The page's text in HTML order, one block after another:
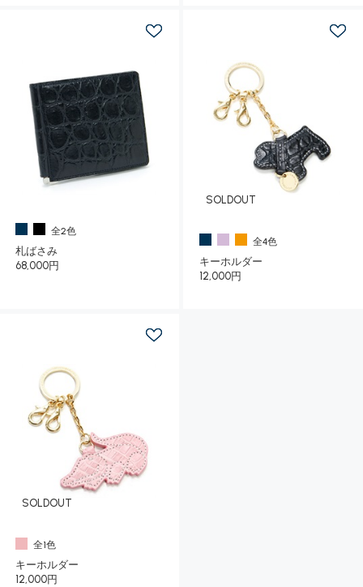
全2色
札ばさみ
68,000円
SOLDOUT
全4色
キーホルダー
12,000円
SOLDOUT
全1色
キーホルダー
12,000円